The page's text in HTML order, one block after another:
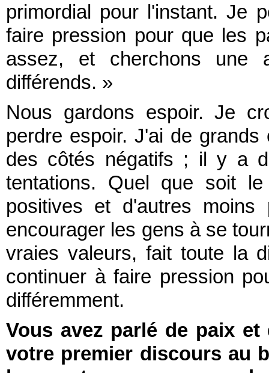
primordial pour l'instant. Je
faire pression pour que les
assez, et cherchons une
différends. »
Nous gardons espoir. Je
perdre espoir. J'ai de
des côtés négatifs ; il y a
tentations. Quel que soit
positives et d'autres moins
encourager les gens à se
vraies valeurs, fait toute la
continuer à faire pression
différemment.
Vous avez parlé de paix
votre premier discours au